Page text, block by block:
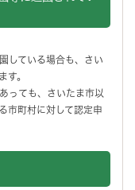
している場合も、さい
す。
っても、さいたま市以
市町村に対して認定申